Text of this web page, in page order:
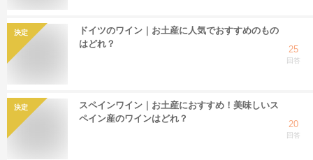
決定
ドイツのワイン｜お土産に人気でおすすめのもの
はどれ？
25
回答
決定
スペインワイン｜お土産におすすめ！美味しいス
ペイン産のワインはどれ？
20
回答